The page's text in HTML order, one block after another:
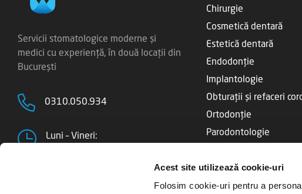
Acest site utilizează cookie-uri
Folosim cookie-uri pentru a
Servicii stomatologice moderne și
medici cu experiență, în două locații din
București
0310.050.934
Luni – Vineri:
Chirurgie
Cosmetică dentară
Estetică dentară
Endodonție
Implantologie
Obturații și refaceri
Ortodonție
Parodontologie
Pedodonție
Protetică dentară